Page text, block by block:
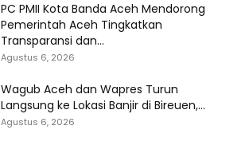
PC PMII Kota Banda Aceh Mendorong
Pemerintah Aceh Tingkatkan
Transparansi dan...
Agustus 6, 2026
Wagub Aceh dan Wapres Turun
Langsung ke Lokasi Banjir di Bireuen,...
Agustus 6, 2026